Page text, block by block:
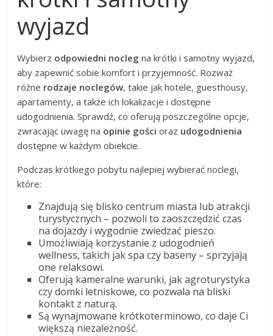
wyjazd
Wybierz odpowiedni nocleg na krótki i samotny wyjazd,
aby zapewnić sobie komfort i przyjemność. Rozważ
różne rodzaje noclegów, takie jak hotele, guesthousy,
apartamenty, a także ich lokalizacje i dostępne
udogodnienia. Sprawdź, co oferują poszczególne opcje,
zwracając uwagę na opinie gości oraz udogodnienia
dostępne w każdym obiekcie.
Podczas krótkiego pobytu najlepiej wybierać noclegi,
które:
Znajdują się blisko centrum miasta lub atrakcji
turystycznych – pozwoli to zaoszczędzić czas
na dojazdy i wygodnie zwiedzać pieszo.
Umożliwiają korzystanie z udogodnień
wellness, takich jak spa czy baseny – sprzyjają
one relaksowi.
Oferują kameralne warunki, jak agroturystyka
czy domki letniskowe, co pozwala na bliski
kontakt z naturą.
Są wynajmowane krótkoterminowo, co daje Ci
większą niezależność.